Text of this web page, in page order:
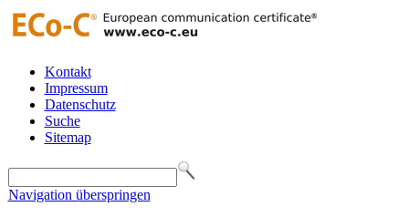
Kontakt
Impressum
Datenschutz
Suche
Sitemap
Navigation überspringen